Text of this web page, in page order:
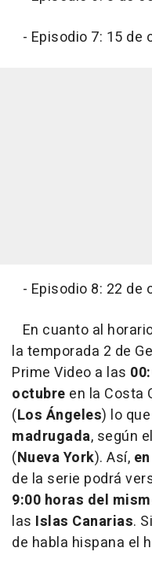
- Episodio 7: 15 de
- Episodio 8: 22 de
En cuanto al
la temporada 2 de
Prime Video a las
octubre en la Costa
(Los Ángeles) lo
madrugada, según
(Nueva York). Así,
de la serie podrá
9:00 horas del
las Islas Canarias.
de habla hispana el